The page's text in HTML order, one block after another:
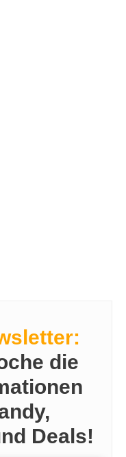
die
Deals!